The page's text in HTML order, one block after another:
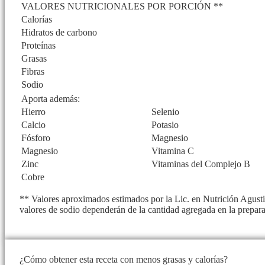
VALORES NUTRICIONALES POR PORCIÓN **
Calorías
Hidratos de carbono
Proteínas
Grasas
Fibras
Sodio
Aporta además:
Hierro
Selenio
Calcio
Potasio
Fósforo
Magnesio
Magnesio
Vitamina C
Zinc
Vitaminas del Complejo B
Cobre
** Valores aproximados estimados por la Lic. en Nutrición
valores de sodio dependerán de la cantidad agregada en la
¿Cómo obtener esta receta con menos grasas y calorías?